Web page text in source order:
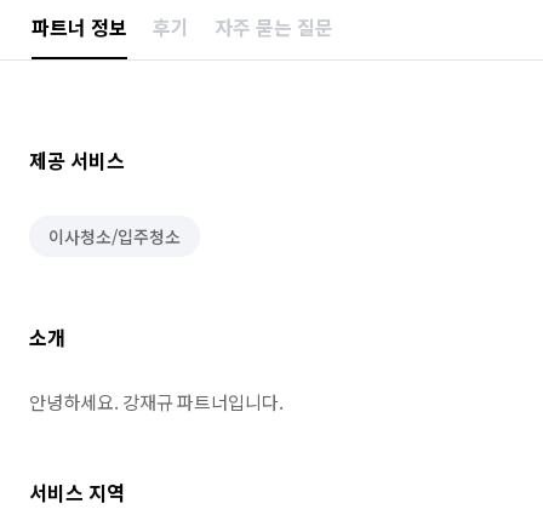
파트너 정보 후기 자주 묻는 질문
제공 서비스
이사청소/입주청소
소개
안녕하세요. 강재규 파트너입니다.
서비스 지역